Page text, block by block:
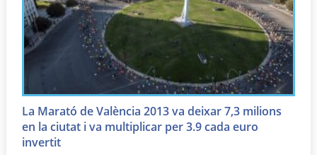
La Marató de València 2013 va deixar 7,3 milions
en la ciutat i va multiplicar per 3.9 cada euro
invertit